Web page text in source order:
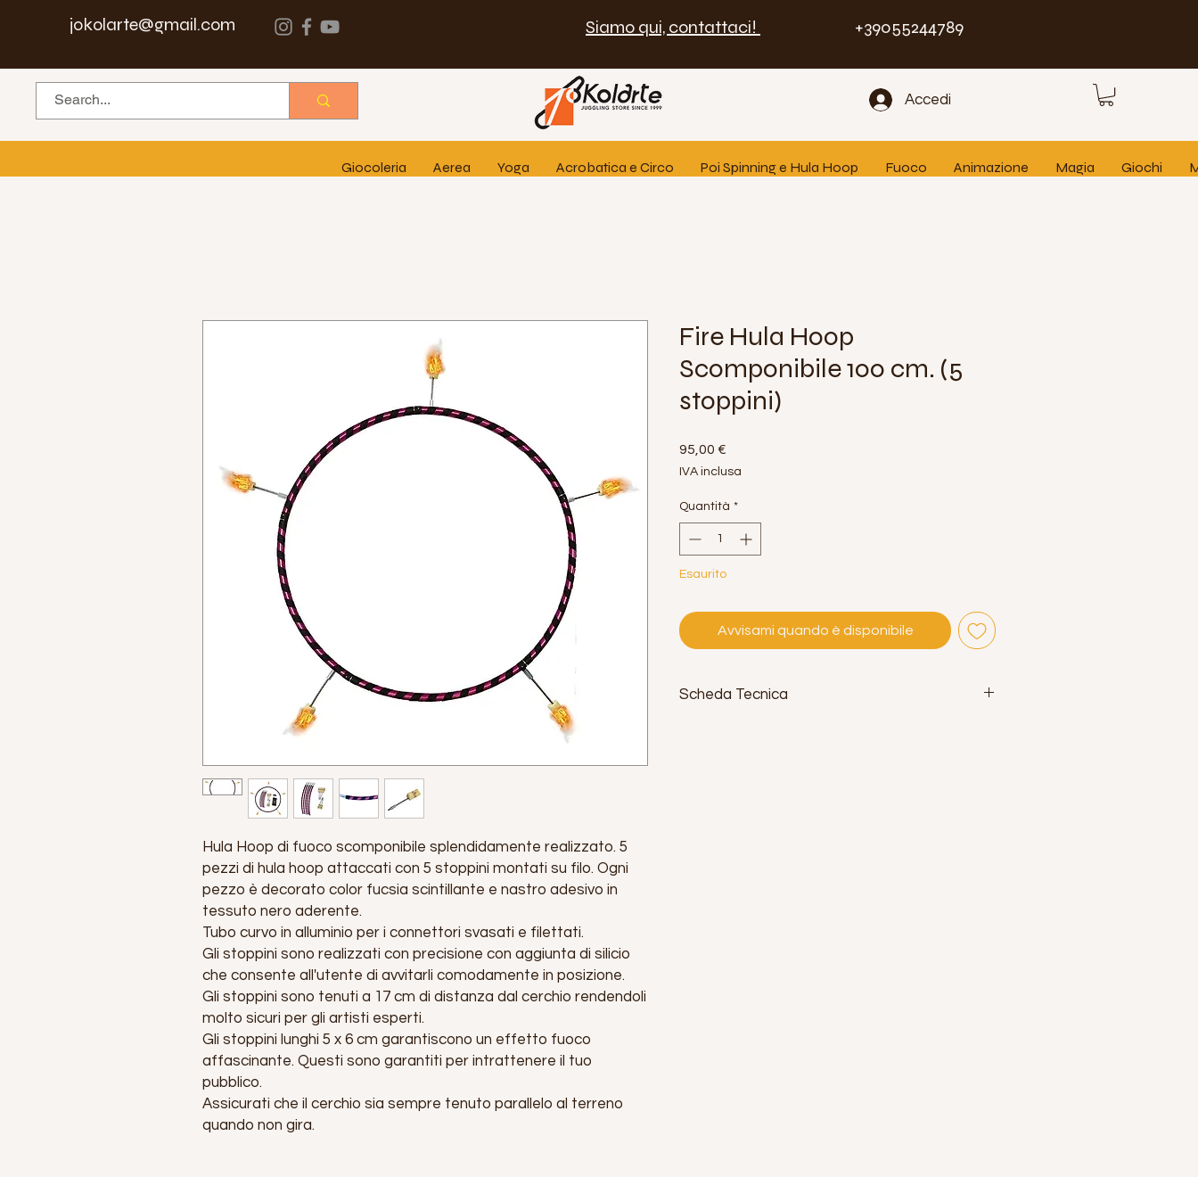
jokolarte@gmail.com Siamo qui, contattaci! +39055244789
Accedi
Giocoleria Aerea Yoga Acrobatica e Circo Poi Spinning e Hula Hoop Fuoco Animazione Magia Giochi
Hula Hoop di fuoco scomponibile splendidamente realizzato. 5
pezzi di hula hoop attaccati con 5 stoppini montati su filo. Ogni
pezzo è decorato color fucsia scintillante e nastro adesivo in
tessuto nero aderente.
Tubo curvo in alluminio per i connettori svasati e filettati.
Gli stoppini sono realizzati con precisione con aggiunta di silicio
che consente all'utente di avvitarli comodamente in posizione.
Gli stoppini sono tenuti a 17 cm di distanza dal cerchio rendendoli
molto sicuri per gli artisti esperti.
Gli stoppini lunghi 5 x 6 cm garantiscono un effetto fuoco
affascinante. Questi sono garantiti per intrattenere il tuo
pubblico.
Assicurati che il cerchio sia sempre tenuto parallelo al terreno
quando non gira.
Fire Hula Hoop
Scomponibile 100 cm. (5
stoppini)
95,00 €
IVA inclusa
Quantità *
Esaurito
Avvisami quando è disponibile
Scheda Tecnica